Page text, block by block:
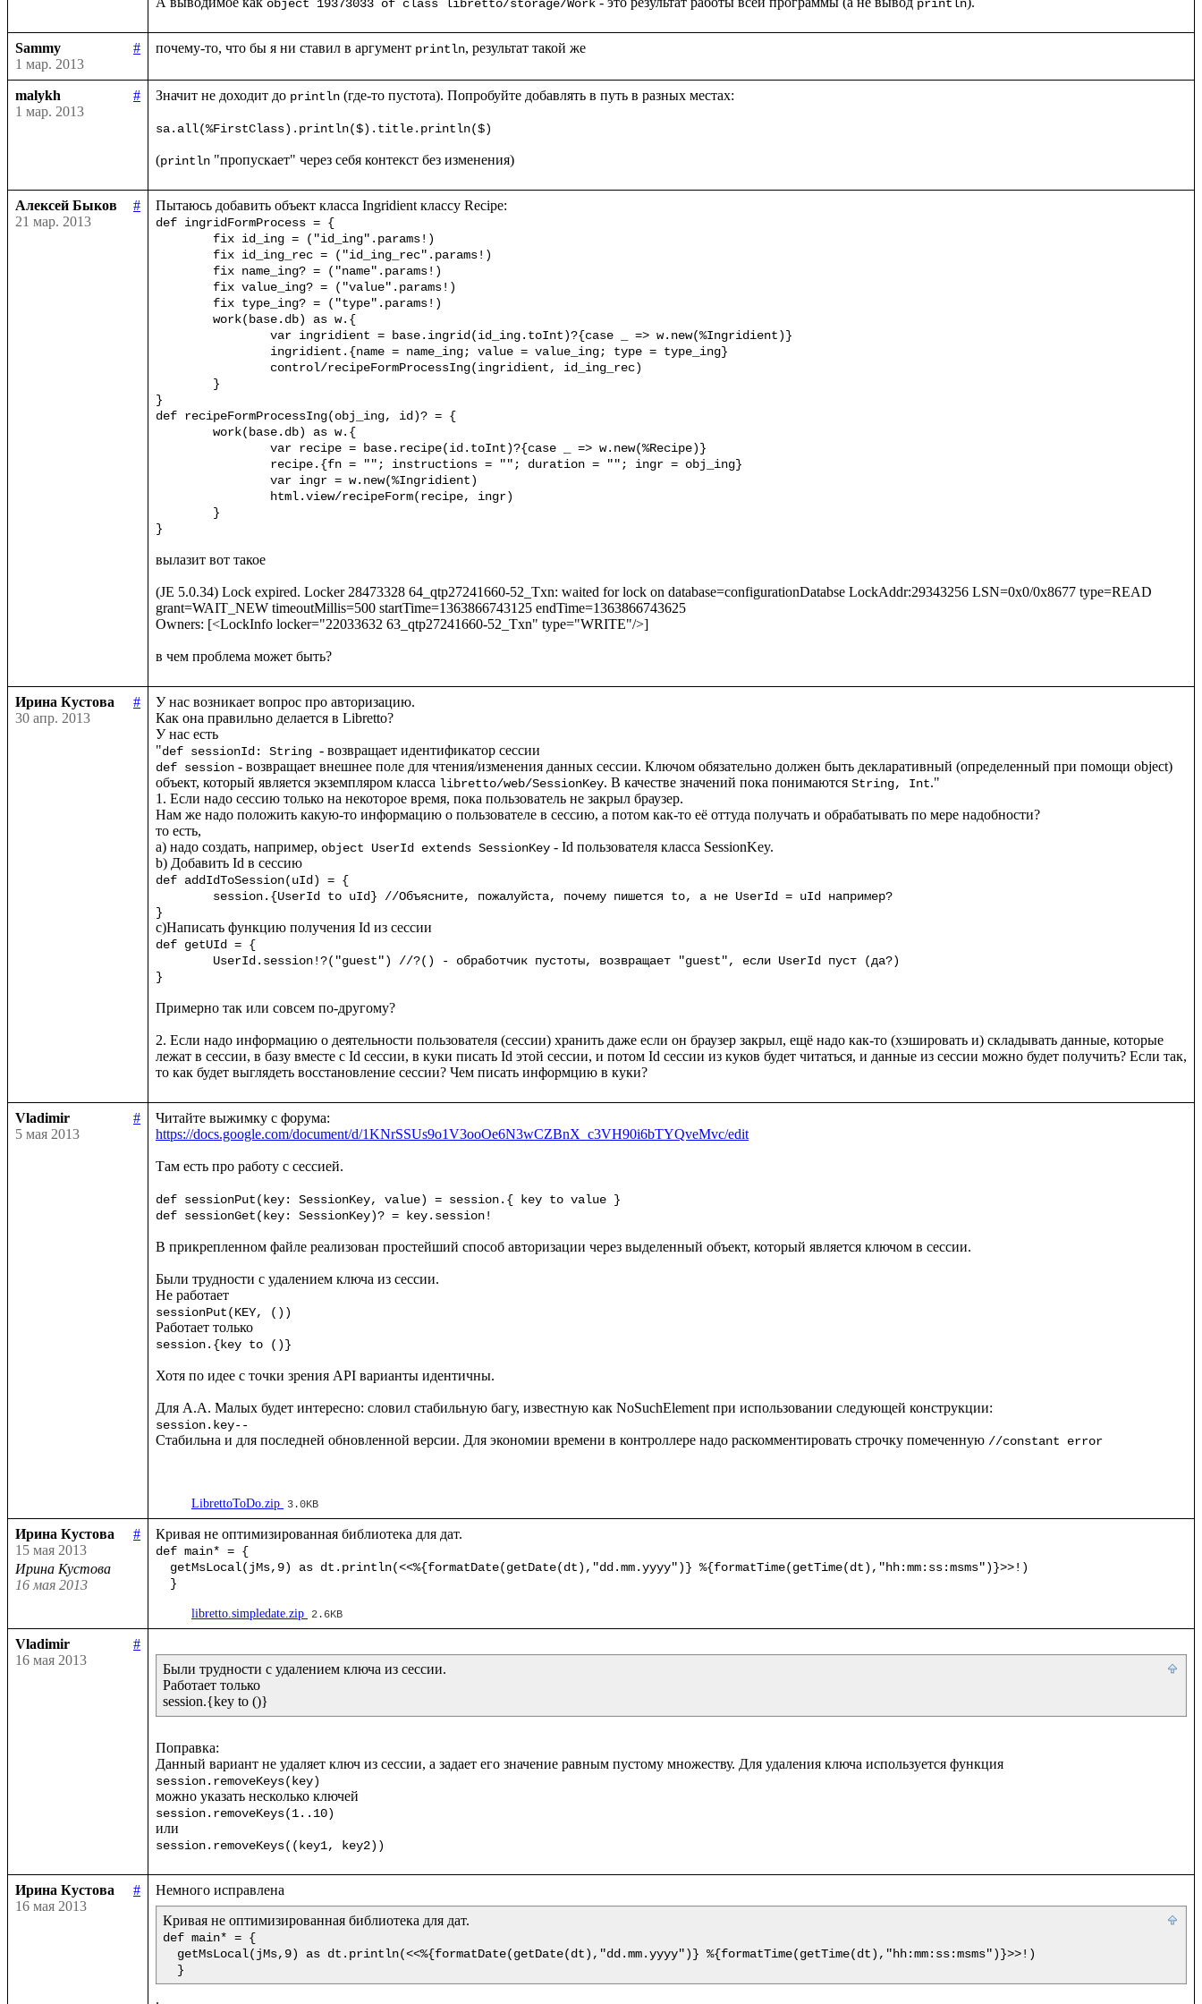
object 19373033 of class libretto/storage/Work println
Sammy
#
1 мар. 2013
почему-то, что бы я ни ставил в аргумент println
malykh
#
1 мар. 2013
Значит не доходит до println (где-то пустота). Попробуйте добавлять в путь в разных местах:
sa.all(%FirstClass).println($).title.println($)
(println
Алексей Быков
#
21 мар. 2013
def ingridFormProcess = {
}
def recipeFormProcessIng(obj_ing, id)? = {
вылазит вот такое
(JE 5.0.34) Lock expired. Locker 28473328 64_qtp27241660-52_Txn: waited for lock on database=configurationDatabse LockAddr:29343256 LSN=0x0/0x8677 type=READ
grant=WAIT_NEW timeoutMillis=500 startTime=1363866743125 endTime=1363866743625
Owners: [<LockInfo locker="22033632 63_qtp27241660-52_Txn" type="WRITE"/>]
Ирина Кустова
#
30 апр. 2013
У нас возникает вопрос про авторизацию.
Как она правильно делается в Libretto?
У нас есть
"def sessionId: String
def session - возвращает внешнее поле для чтения/изменения данных сессии. Ключом обязательно должен быть декларативный (определенный при помощи object)
объект, который является экземпляром класса libretto/web/SessionKey. В качестве значений пока понимаются String, Int."
1. Если надо сессию только на некоторое время, пока пользователь не закрыл браузер.
Нам же надо положить какую-то информацию о пользователе в сессию, а потом как-то её оттуда получать и обрабатывать по мере надобности?
то есть,
a) надо создать, например, object UserId extends SessionKey - Id пользователя класса SessionKey.
def addIdToSession(uId) = {
	session.{UserId to uId} //Объясните, пожалуйста, почему пишется
to, а не UserId = uId например?
}
def getUId = {
}
Примерно так или совсем по-другому?
2. Если надо информацию о деятельности пользователя (сессии) хранить даже если он браузер закрыл, ещё надо как-то (хэшировать и) складывать данные, которые
лежат в сессии, в базу вместе с Id сессии, в куки писать Id этой сессии, и потом Id сессии из куков будет читаться, и данные из сессии можно будет получить? Если так,
Vladimir
#
5 мая 2013
https://docs.google.com/document/d/1KNrSSUs9o1V3ooOe6N3wCZBnX_c3VH90i6bTYQveMvc/edit
Там есть про работу с сессией.
def sessionPut(key: SessionKey, value) = session.{ key to value }
def sessionGet(key: SessionKey)? = key.session!
В прикрепленном файле реализован простейший способ авторизации через выделенный объект, который является ключом в сессии.
Были трудности с удалением ключа из сессии.
sessionPut(KEY, ())
session.{key to ()}
Хотя по идее с точки зрения API варианты идентичны.
session.key--
Стабильна и для последней обновленной версии. Для экономии времени в контроллере надо раскомментировать строчку помеченную //constant error
LibrettoToDo.zip 3.0KB
Ирина Кустова
#
15 мая 2013
Ирина Кустова
16 мая 2013
def main* = {
  }
libretto.simpledate.zip 2.6KB
Vladimir
#
16 мая 2013
Были трудности с удалением ключа из сессии.
Работает только
Поправка:
session.removeKeys(key)
session.removeKeys(1..10)
session.removeKeys((key1, key2))
Ирина Кустова
#
16 мая 2013
def main* = {
  }